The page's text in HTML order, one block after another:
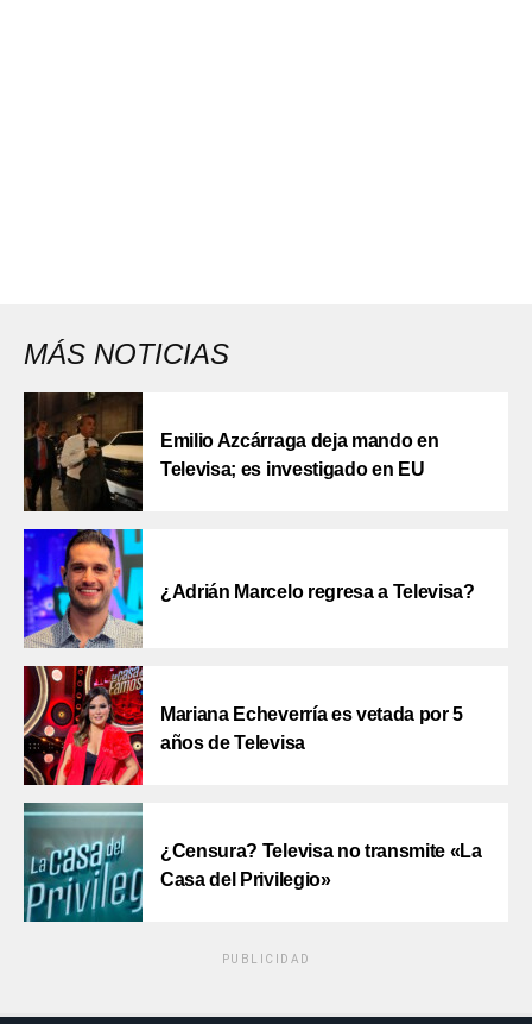
MÁS NOTICIAS
Emilio Azcárraga deja mando en
Televisa; es investigado en EU
¿Adrián Marcelo regresa a Televisa?
Mariana Echeverría es vetada por 5
años de Televisa
¿Censura? Televisa no transmite «La
Casa del Privilegio»
PUBLICIDAD